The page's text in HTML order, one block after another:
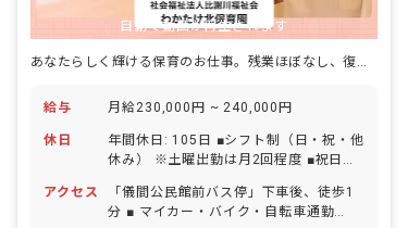
自動で動画が再生されます
給与 月給230,000円 ~ 240,000円
休日
年間休日: 105日 ■シフト制（日・祝・他
休み） ※土曜出勤は月2回程度 ■祝日
（12/29-1/3） ■有給休暇（取得率
100％／1時間単位での取得可／5日以上
アクセス
「儀間公民館前バス停」下車後、徒歩1
分 ■ マイカー・バイク・自転車通勤